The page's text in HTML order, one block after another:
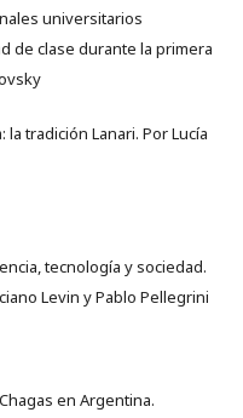
universitarios
de clase durante la primera
tradición Lanari. Por Lucía
tecnología y sociedad.
Levin y Pablo Pellegrini
en Argentina.